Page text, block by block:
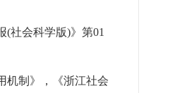
(社会科学版)》第01
机制》，《浙江社会